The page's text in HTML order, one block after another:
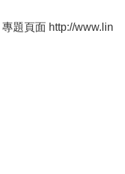
題頁面 http://www.lin